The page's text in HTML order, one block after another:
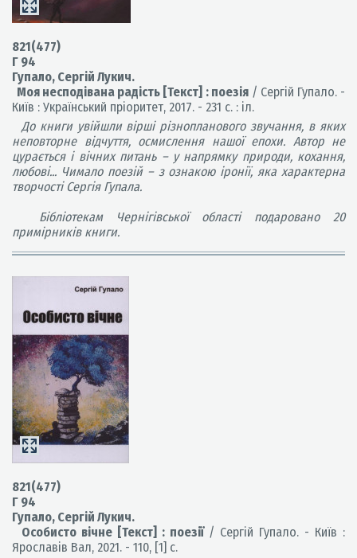
821(477)
Г 94
Гупало, Сергій Лукич.
Моя несподівана радість [Текст] : поезія/ Сергій Гупало. -
Київ : Український пріоритет, 2017. - 231 с. : іл.
До книги увійшли вірші різнопланового звучання, в яких
неповторне відчуття, осмислення нашої епохи. Автор не
цурається і вічних питань – у напрямку природи, кохання,
любові... Чимало поезій – з ознакою іронії, яка характерна
творчості Сергія Гупала.
Бібліотекам Чернігівської області подаровано 20
примірників книги.
821(477)
Г 94
Гупало, Сергій Лукич.
Особисто вічне [Текст] : поезії / Сергій Гупало. - Київ :
Ярославів Вал, 2021. - 110, [1] с.